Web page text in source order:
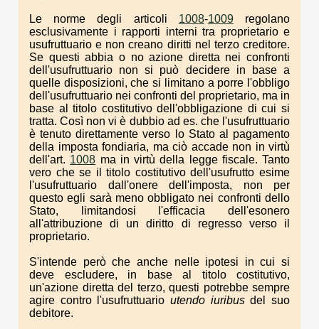
Le norme degli articoli 1008-1009regolano
esclusivamente i rapporti interni tra proprietario e
usufruttuario e non creano diritti nel terzo creditore.
Se questi abbia o no azione diretta nei confronti
dell'usufruttuario non si può decidere in base a
quelle disposizioni, che si limitano a porre l'obbligo
dell'usufruttuario nei confronti del proprietario, ma in
base al titolo costitutivo dell'obbligazione di cui si
tratta. Così non vi è dubbio ad es. che l'usufruttuario
è tenuto direttamente verso lo Stato al pagamento
della imposta fondiaria, ma ciò accade non in virtù
dell'art. 1008 ma in virtù della legge fiscale. Tanto
vero che se il titolo costitutivo dell'usufrutto esime
l'usufruttuario dall'onere dell'imposta, non per
questo egli sarà meno obbligato nei confronti dello
Stato, limitandosi l'efficacia dell'esonero
all'attribuzione di un diritto di regresso verso il
proprietario.
S'intende però che anche nelle ipotesi in cui si
deve escludere, in base al titolo costitutivo,
un'azione diretta del terzo, questi potrebbe sempre
agire contro l'usufruttuario utendo iuribusdel suo
debitore.